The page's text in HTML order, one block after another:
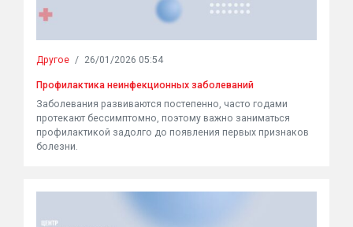
Другое / 26/01/2026 05:54
Профилактика неинфекционных заболеваний
Заболевания развиваются постепенно, часто годами
протекают бессимптомно, поэтому важно заниматься
профилактикой задолго до появления первых признаков
болезни.